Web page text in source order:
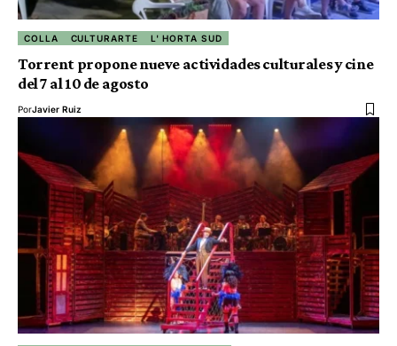
COLLA CULTURARTE L' HORTA SUD
Torrent propone nueve actividades culturales y cine
del 7 al 10 de agosto
PorJavier Ruiz